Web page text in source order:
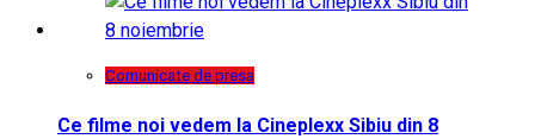
Comunicate de presa
Ce filme noi vedem la Cineplexx Sibiu din 8